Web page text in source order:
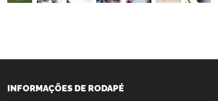
INFORMAÇÕES DE RODAPÉ